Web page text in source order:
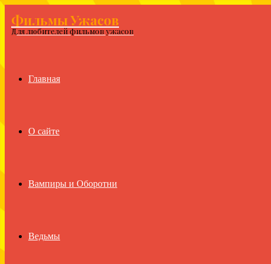
Menu
Фильмы Ужасов
Для любителей фильмов ужасов
Главная
О сайте
Вампиры и Оборотни
Ведьмы